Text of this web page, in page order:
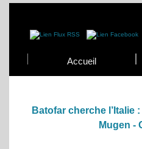
Accueil
Batofar cherche l’Italie
Mugen -